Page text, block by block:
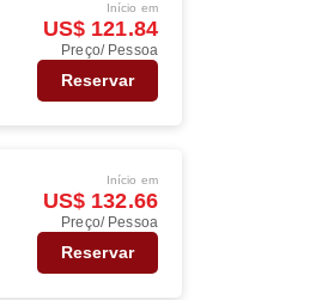
Início em
US$ 121.84
Preço/ Pessoa
Reservar
Início em
US$ 132.66
Preço/ Pessoa
Reservar